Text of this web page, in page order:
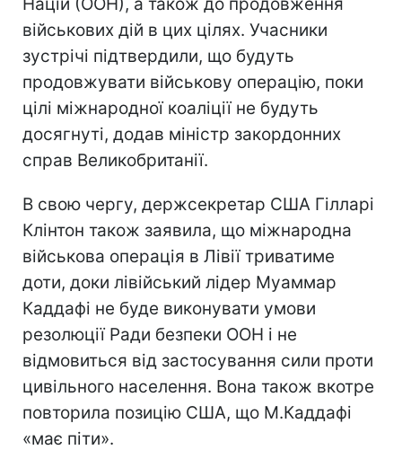
військових дій в цих цілях. Учасники
зустрічі підтвердили, що будуть
продовжувати військову операцію, поки
цілі міжнародної коаліції не будуть
досягнуті, додав міністр закордонних
справ Великобританії.
В свою чергу, держсекретар США Гілларі
Клінтон також заявила, що міжнародна
військова операція в Лівії триватиме
доти, доки лівійський лідер Муаммар
Каддафі не буде виконувати умови
резолюції Ради безпеки ООН і не
відмовиться від застосування сили проти
цивільного населення. Вона також вкотре
повторила позицію США, що М.Каддафі
«має піти».